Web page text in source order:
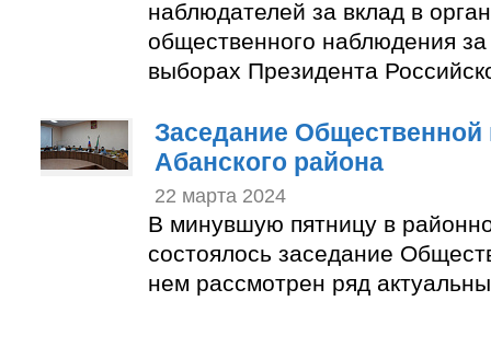
наблюдателей за вклад в
общественного наблюдения
выборах Президента
Заседание Общественной
Абанского района
22 марта 2024
В минувшую пятницу в
состоялось заседание
нем рассмотрен ряд